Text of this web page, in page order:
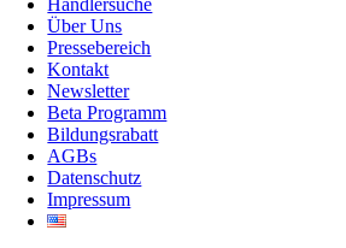
Über Uns
Pressebereich
Kontakt
Newsletter
Beta Programm
Bildungsrabatt
AGBs
Datenschutz
Impressum